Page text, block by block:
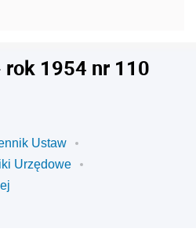
1954 nr 110
Ustaw
Urzędowe